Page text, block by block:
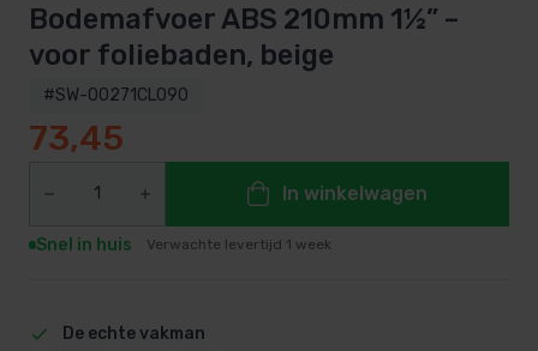
Bodemafvoer ABS 210mm 1½” –
voor foliebaden, beige
#SW-00271CL090
73,45
In winkelwagen
Snel in huis Verwachte levertijd 1 week
De echte vakman